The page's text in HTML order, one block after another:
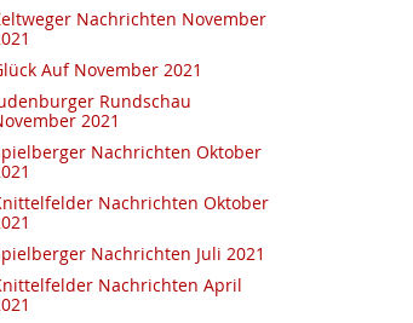
Nachrichten November
Auf November 2021
Rundschau
2021
Nachrichten Oktober
Nachrichten Oktober
Nachrichten Juli 2021
Nachrichten April